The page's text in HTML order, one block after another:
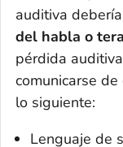
auditiva
del habla o
pérdida
comunicarse
lo siguiente:
Lenguaje de